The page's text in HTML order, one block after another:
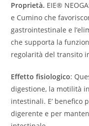
Proprietà. EIE®
e Cumino che
gastrointestinale e
che supporta la
regolarità del transito
Effetto fisiologico:
digestione, la motilità
intestinali. E’ benefico
digerente e per